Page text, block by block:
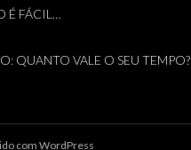
É FÁCIL…
QUANTO VALE O SEU TEMPO?
com WordPress